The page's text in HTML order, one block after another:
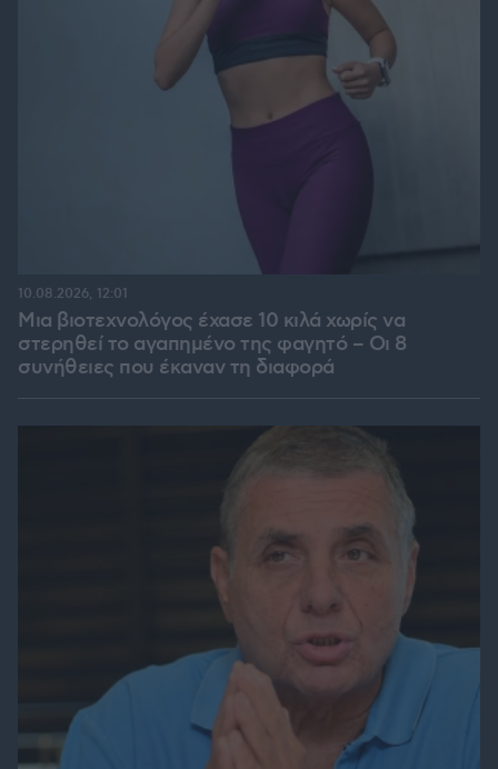
Μια βιοτεχνολόγος έχασε 10 κιλά χωρίς να
στερηθεί το αγαπημένο της φαγητό – Οι 8
συνήθειες που έκαναν τη διαφορά
10.08.2026, 12:01